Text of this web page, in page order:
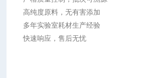
高纯度原料，无有害添加
多年实验室耗材生产经验
快速响应，售后无忧